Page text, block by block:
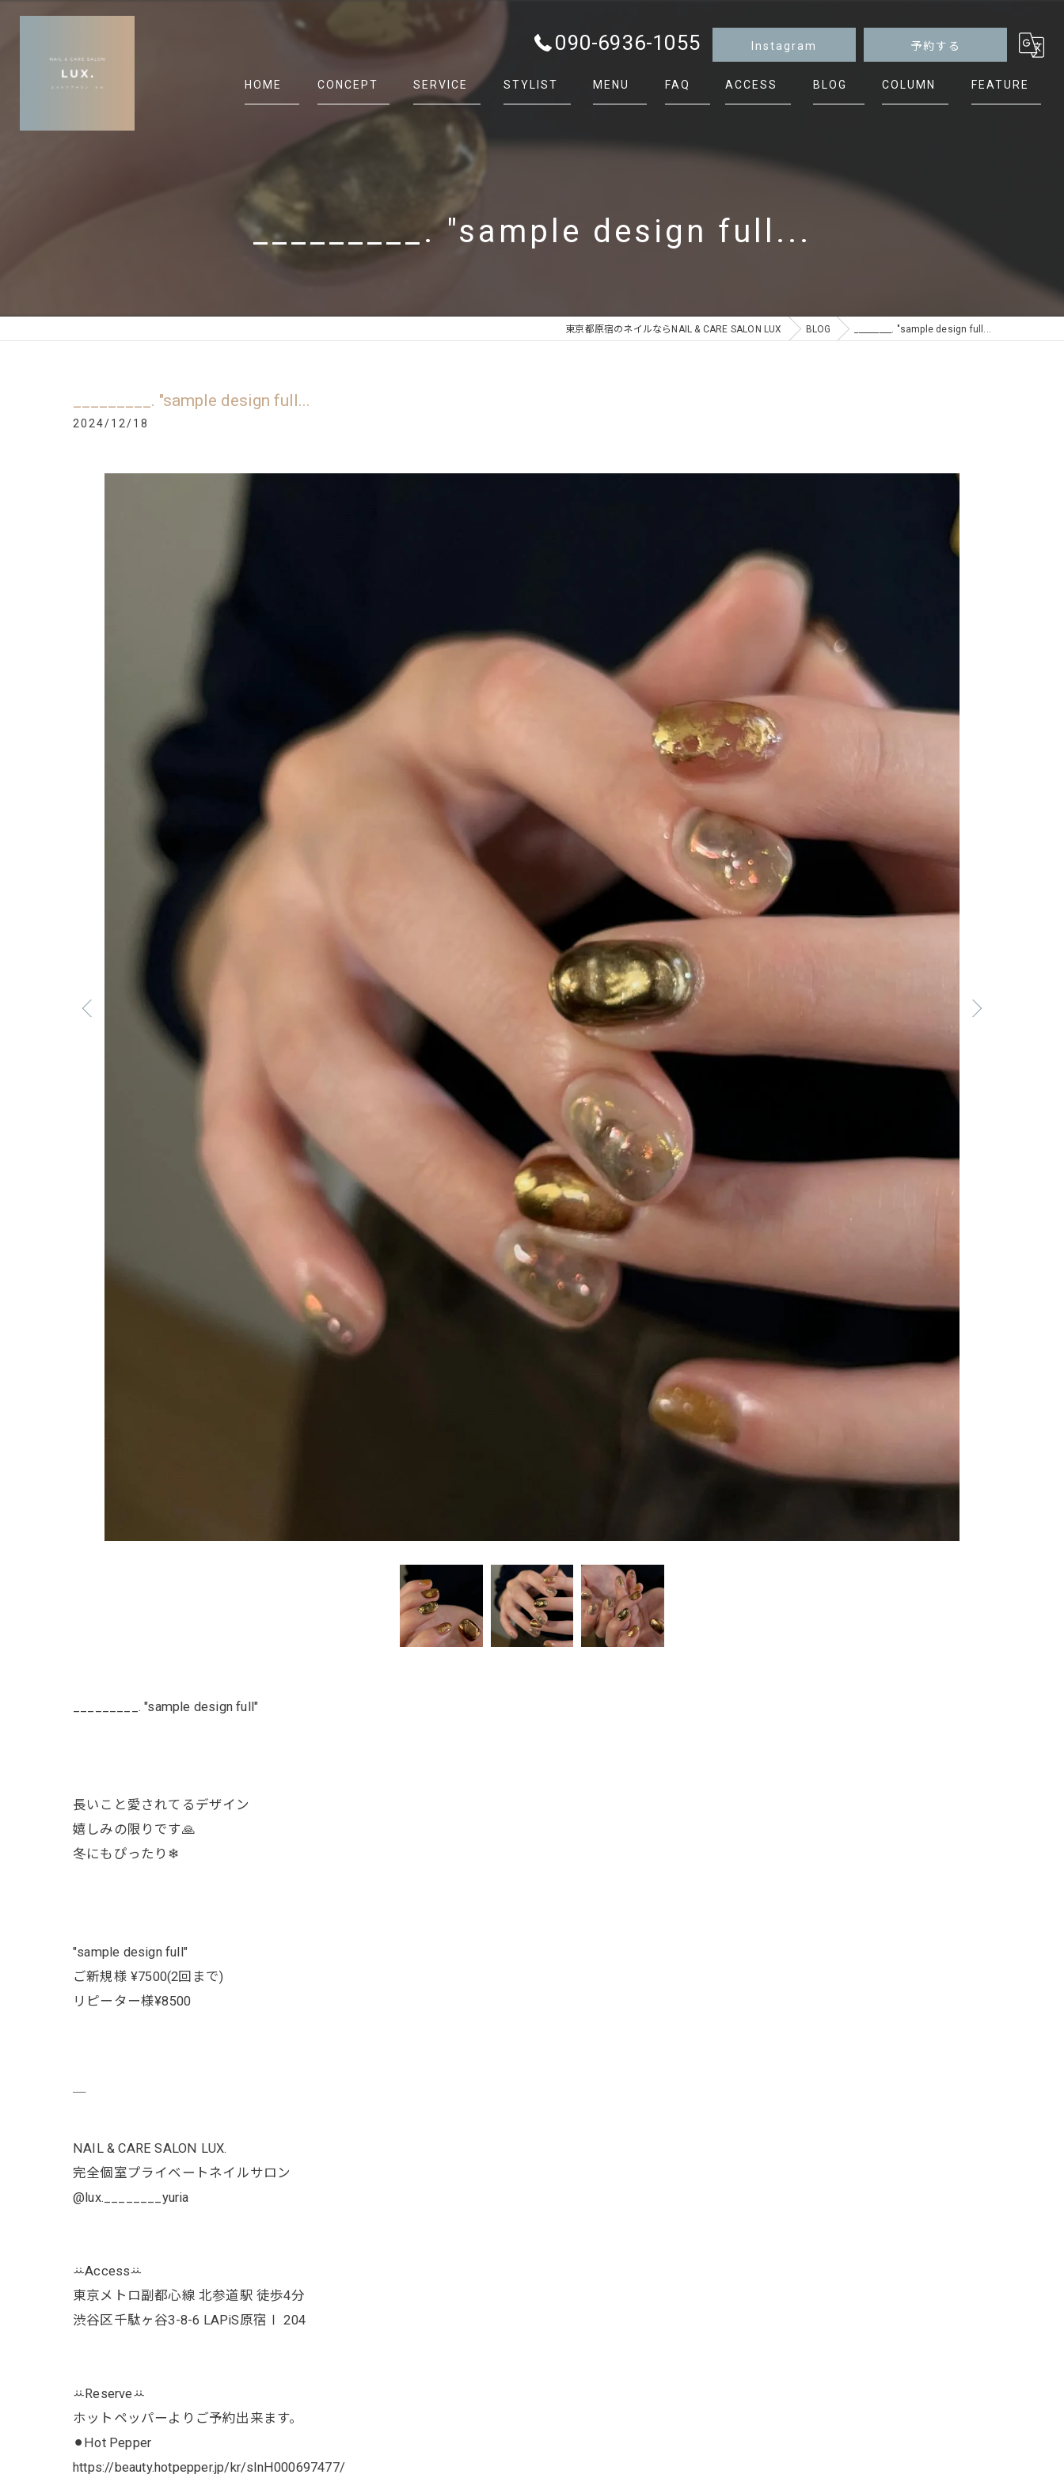
090-6936-1055 Instagram 予約する
HOME CONCEPT SERVICE STYLIST MENU FAQ ACCESS BLOG COLUMN FEATURE
_________. "sample design full...
東京都原宿のネイルならNAIL & CARE SALON LUX BLOG _________. "sample design full...
_________. "sample design full...
2024/12/18
_________. "sample design full"
長いこと愛されてるデザイン
嬉しみの限りです🙏
冬にもぴったり❄︎
"sample design full"
ご新規様 ¥7500(2回まで)
リピーター様¥8500
NAIL & CARE SALON LUX.
完全個室プライベートネイルサロン
@lux.________yuria
ꕁAccessꕁ
東京メトロ副都心線 北参道駅 徒歩4分
渋谷区千駄ヶ谷3-8-6 LAPiS原宿Ⅰ 204
ꕁReserveꕁ
ホットペッパーよりご予約出来ます。
⚫︎Hot Pepper
https://beauty.hotpepper.jp/kr/slnH000697477/